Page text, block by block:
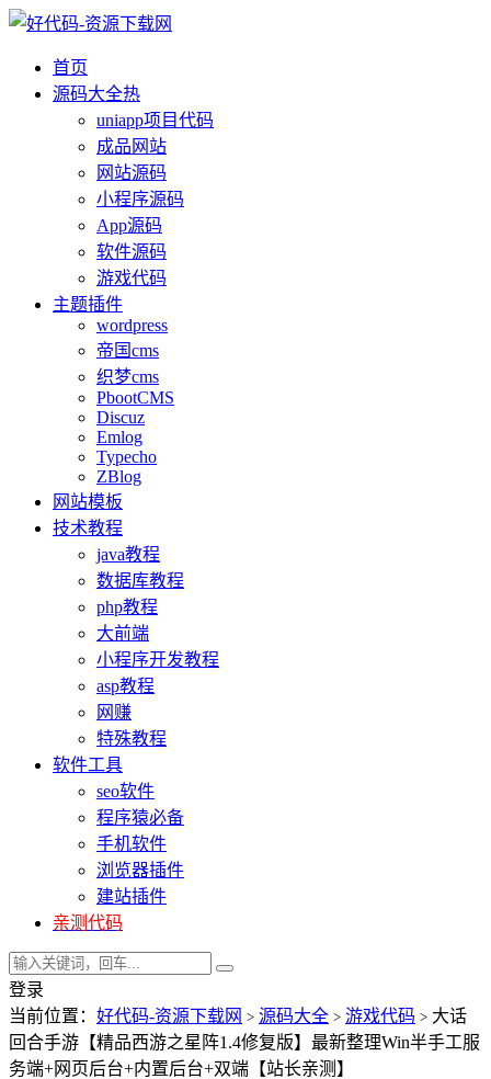
首页
源码大全热
uniapp项目代码
成品网站
网站源码
小程序源码
App源码
软件源码
游戏代码
主题插件
wordpress
帝国cms
织梦cms
PbootCMS
Discuz
Emlog
Typecho
ZBlog
网站模板
技术教程
java教程
数据库教程
php教程
大前端
小程序开发教程
asp教程
网赚
特殊教程
软件工具
seo软件
程序猿必备
手机软件
浏览器插件
建站插件
亲测代码
登录
当前位置： 好代码-资源下载网 > 源码大全 > 游戏代码 > 大话
回合手游【精品西游之星阵1.4修复版】最新整理Win半手工服
务端+网页后台+内置后台+双端【站长亲测】